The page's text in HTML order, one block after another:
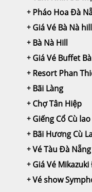
Pháo Hoa Đà
Giá Vé Bà Nà
Bà Nà Hill
Giá Vé Buffet
Resort Phan
Bãi Làng
Chợ Tân Hiệp
Giếng Cổ Cù
Bãi Hương Cù
Vé Tàu Đà
Giá Vé
Vé show